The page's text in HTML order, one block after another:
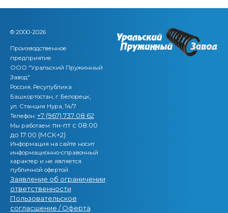
© 2000-2026
Производственное
предприятие
ООО "Уральский Пружинный
Завод"
Россия, Ресупублика
Башкортостан, г. Белорецк,
ул. Станция Нура, 14/7
Телефон: +7 (967) 737 08 62
Мы работаем: пн-пт с 08:00
до 17:00 (МСК+2)
Информация на сайте носит
информационно-справочный
характер и не является
публичной офертой.
Заявление об ограничении
ответственности
Пользовательское
согласшение / Оферта